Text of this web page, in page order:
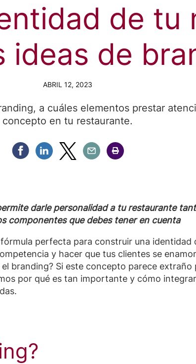
de tu
ideas de
ABRIL 12, 2023
a cuáles elementos prestar
concepto en tu restaurante.
Compartir Facebook
Compartir Linkedin
Compartir Twitter
Compartir Email
Compartir Imprimir
darle personalidad a tu restaurante
componentes que debes tener en cuenta
perfecta para construir una identidad
y hacer que tus clientes se
branding? Si este concepto parece
por qué es tan importante y cómo